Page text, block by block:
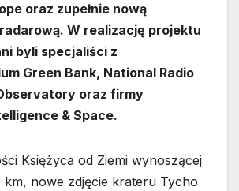
oraz zupełnie nową
W realizację projektu
byli specjaliści z
Green Bank, National Radio
oraz firmy
& Space.
Księżyca od Ziemi wynoszącej
km, nowe zdjęcie krateru Tycho